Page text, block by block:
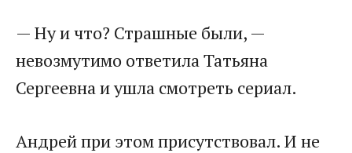
— Ну и что? Страшные были, —
невозмутимо ответила Татьяна
Сергеевна и ушла смотреть сериал.
Андрей при этом присутствовал. И не